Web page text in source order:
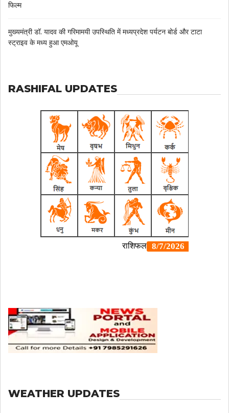
फिल्म
मुख्यमंत्री डॉ. यादव की गरिमामयी उपस्थिति में मध्यप्रदेश पर्यटन बोर्ड और टाटा
स्ट्राइव के मध्य हुआ एमओयू
RASHIFAL UPDATES
WEATHER UPDATES